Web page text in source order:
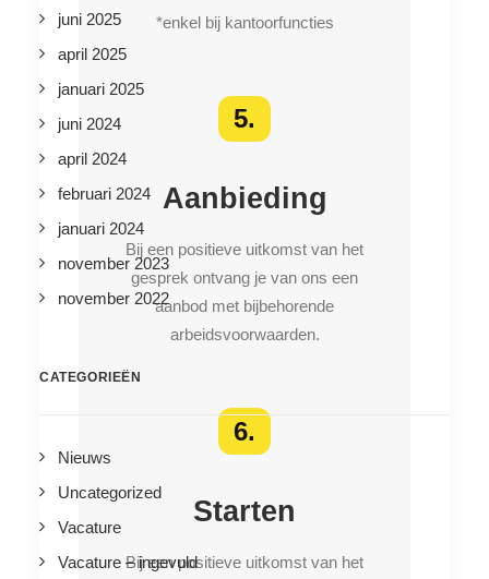
*enkel bij kantoorfuncties
5.
Aanbieding
Bij een positieve uitkomst van het
gesprek ontvang je van ons een
aanbod met bijbehorende
arbeidsvoorwaarden.
6.
Starten
Bij een positieve uitkomst van het
juni 2025
april 2025
januari 2025
juni 2024
april 2024
februari 2024
januari 2024
november 2023
november 2022
CATEGORIEËN
Nieuws
Uncategorized
Vacature
Vacature – ingevuld